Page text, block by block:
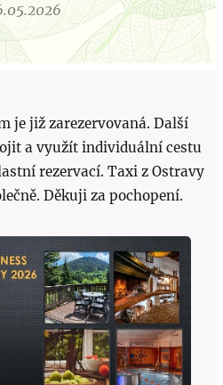
je již zarezervovaná. Další
a využít individuální cestu
rezervací. Taxi z Ostravy
Děkuji za pochopení.